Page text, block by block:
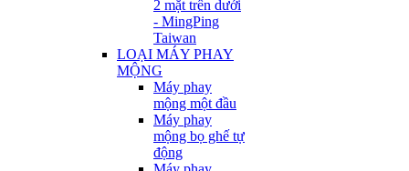
2 mặt trên dưới
- MingPing
Taiwan
LOẠI MÁY PHAY
MỘNG
Máy phay
mộng một đầu
Máy phay
mộng bọ ghế tự
động